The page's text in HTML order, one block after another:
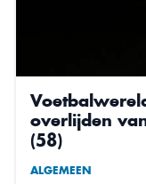
overlijden
(58)
ALGEMEEN